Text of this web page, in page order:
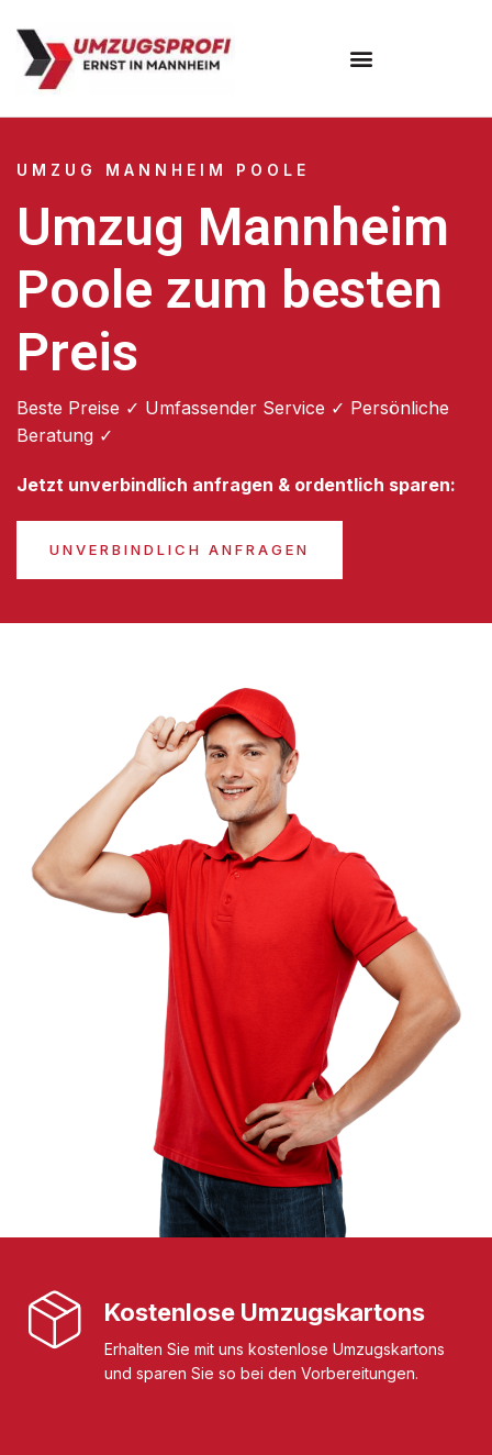
UMZUG MANNHEIM POOLE
Umzug Mannheim
Poole zum besten
Preis
Beste Preise ✓ Umfassender Service ✓ Persönliche
Beratung ✓
Jetzt unverbindlich anfragen & ordentlich sparen:
UNVERBINDLICH ANFRAGEN
Kostenlose Umzugskartons
Erhalten Sie mit uns kostenlose Umzugskartons
und sparen Sie so bei den Vorbereitungen.